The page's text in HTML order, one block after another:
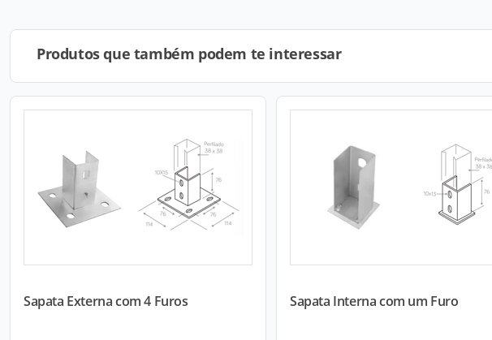
Produtos que também podem te interessar
Sapata Externa com 4 Furos Sapata Interna com um Furo